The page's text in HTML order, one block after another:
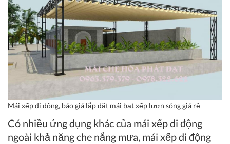
Mái xếp di động, báo giá lắp đặt mái bạt xếp lượn sóng giá rẻ
Có nhiều ứng dụng khác của mái xếp di động
ngoài khả năng che nắng mưa, mái xếp di động